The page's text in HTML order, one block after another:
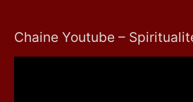
Chaine Youtube –